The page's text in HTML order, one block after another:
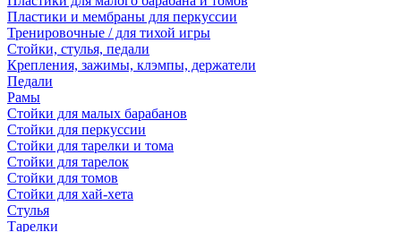
Пластики и мембраны для перкуссии
Тренировочные / для тихой игры
Стойки, стулья, педали
Крепления, зажимы, клэмпы, держатели
Педали
Рамы
Стойки для малых барабанов
Стойки для перкуссии
Стойки для тарелки и тома
Стойки для тарелок
Стойки для томов
Стойки для хай-хета
Стулья
Тарелки